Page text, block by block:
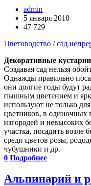
admin
5 января 2010
47 729
Цветоводство /сад
Декоративные
Создавая сад нельзя
Однажды правильно
они долгие годы будут
пышным цветением и
используют не только
цветников, в одиночных
изгородей и невысоких
участка, посадить возле
среди цветов розы,
чубушники и др.
0 Подробнее
Альпинарий и